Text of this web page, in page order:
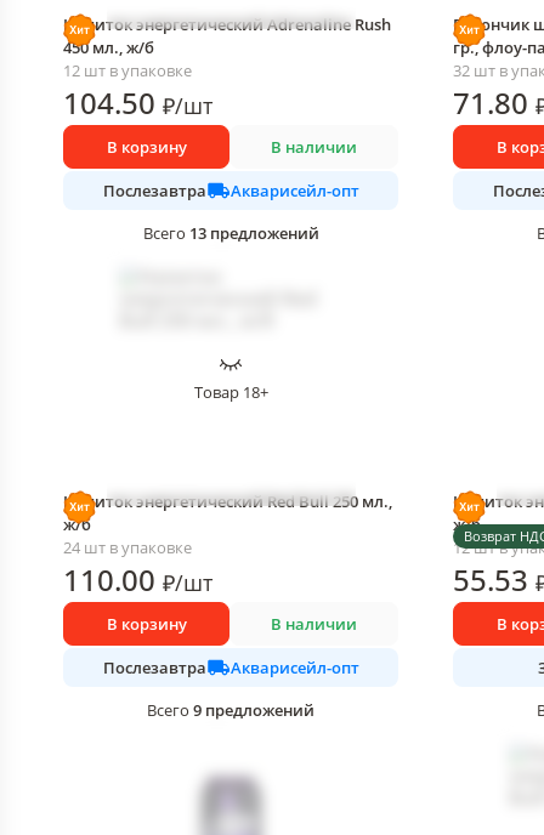
Напиток энергетический Adrenaline Rush
450 мл., ж/б
12 шт в упаковке
104.50 ₽/шт
В корзину В наличии
Послезавтра
Акварисейл-опт
Всего 13 предложений
Батончик
гр., флоу-
32 шт в
71.80
В
Товар 18+
Напиток энергетический Red Bull 250 мл.,
ж/б
24 шт в упаковке
110.00 ₽/шт
В корзину В наличии
Послезавтра
Акварисейл-опт
Всего 9 предложений
Возврат
Напиток
ж/б
12 шт в
55.53
В